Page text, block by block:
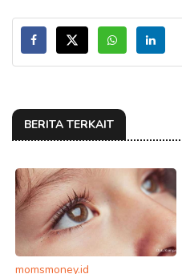
BERITA TERKAIT
momsmoney.id